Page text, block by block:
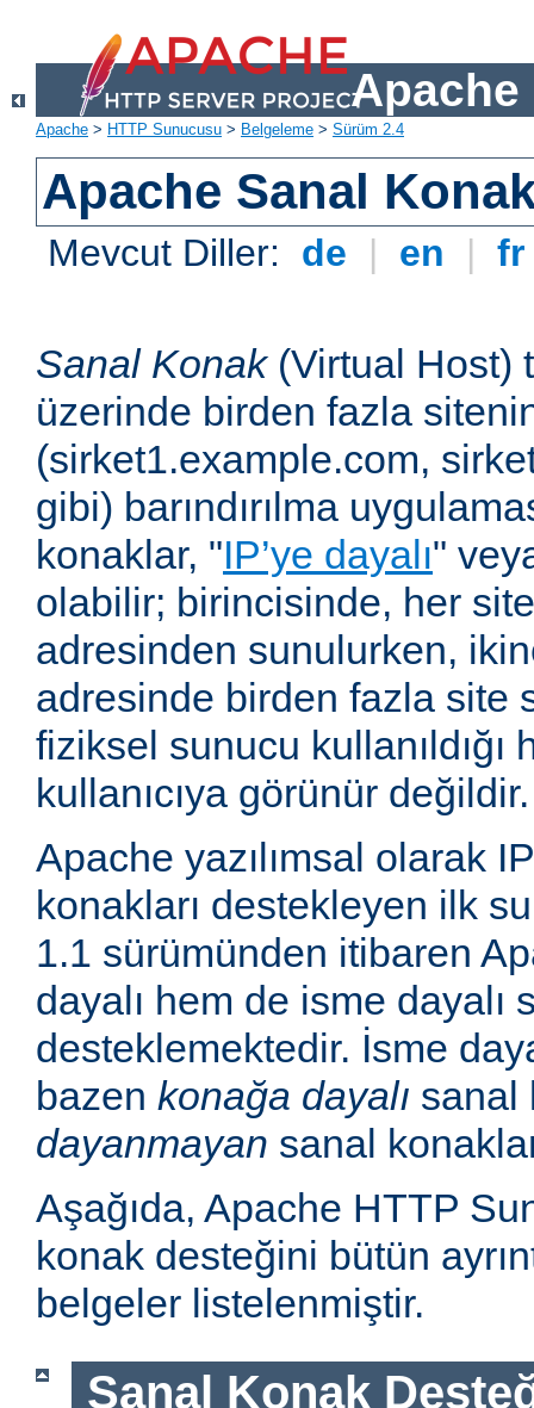
Apache
Apache > HTTP Sunucusu > Belgeleme > Sürüm 2.4
Apache Sanal
Mevcut Diller: de | en |
Sanal Konak(Virtual Host)
üzerinde birden fazla
(sirket1.example.com,
gibi) barındırılma
konaklar, "IP’ye dayalı"
olabilir; birincisinde, her
adresinden sunulurken,
adresinde birden fazla site
fiziksel sunucu
kullanıcıya görünür değildir.
Apache yazılımsal olarak
konakları destekleyen ilk
1.1 sürümünden itibaren
dayalı hem de isme dayalı
desteklemektedir. İsme
bazen konağa dayalı sanal
dayanmayan sanal
Aşağıda, Apache HTTP
konak desteğini bütün
belgeler listelenmiştir.
Sanal Konak